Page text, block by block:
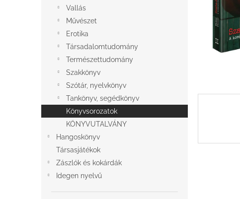
Vallás
Művészet
Erotika
Társadalomtudomány
Természettudomány
Szakkönyv
Szótár, nyelvkönyv
Tankönyv, segédkönyv
Könyvsorozatok
KÖNYVUTALVÁNY
Hangoskönyv
Társasjátékok
Zászlók és kokárdák
Idegen nyelvű